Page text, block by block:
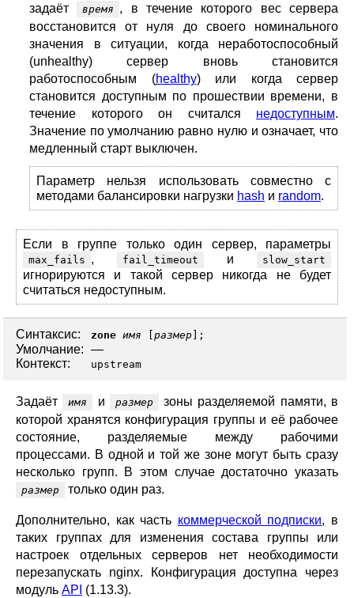
задаёт время , в течение которого вес сервера
восстановится от нуля до своего номинального
значения в ситуации, когда неработоспособный
(unhealthy) сервер вновь становится
работоспособным (healthy) или когда сервер
становится доступным по прошествии времени, в
течение которого он считался недоступным.
Значение по умолчанию равно нулю и означает, что
медленный старт выключен.
Параметр нельзя использовать совместно с
методами балансировки нагрузки hash и random.
Если в группе только один сервер, параметры
max_fails , fail_timeout и slow_start
игнорируются и такой сервер никогда не будет
считаться недоступным.
Синтаксис: zone имя размер ];
Умолчание: —
Контекст:
upstream
Задаёт имя и размер
зоны разделяемой памяти, в
которой хранятся конфигурация группы и её рабочее
состояние, разделяемые между рабочими
процессами. В одной и той же зоне могут быть сразу
несколько групп. В этом случае достаточно указать
размер только один раз.
Дополнительно, как часть коммерческой подписки, в
таких группах для изменения состава группы или
настроек отдельных серверов нет необходимости
перезапускать nginx. Конфигурация доступна через
модуль API (1.13.3).